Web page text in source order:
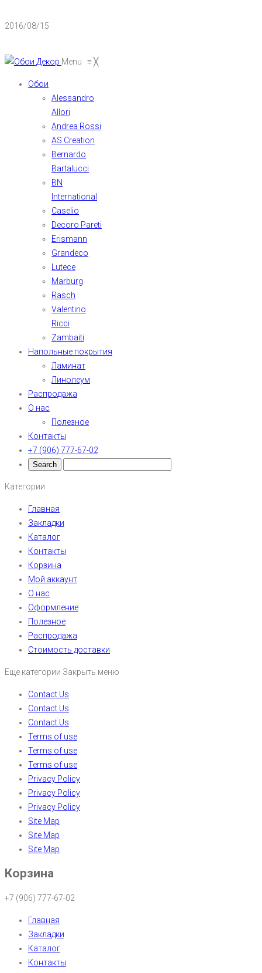
2016/08/15
Menu ≡╳
Обои
Alessandro
Allori
Andrea Rossi
AS Creation
Bernardo
Bartalucci
BN
International
Caselio
Decoro Pareti
Erismann
Grandeco
Lutece
Marburg
Rasch
Valentino
Ricci
Zambaiti
Напольные покрытия
Ламинат
Линолеум
Распродажа
О нас
Полезное
Контакты
+7 (906) 777-67-02
Категории
Главная
Закладки
Каталог
Контакты
Корзина
Мой аккаунт
О нас
Оформление
Полезное
Распродажа
Стоимость доставки
Еще категории Закрыть меню
Contact Us
Contact Us
Contact Us
Terms of use
Terms of use
Terms of use
Privacy Policy
Privacy Policy
Privacy Policy
Site Map
Site Map
Site Map
Корзина
+7 (906) 777-67-02
Главная
Закладки
Каталог
Контакты